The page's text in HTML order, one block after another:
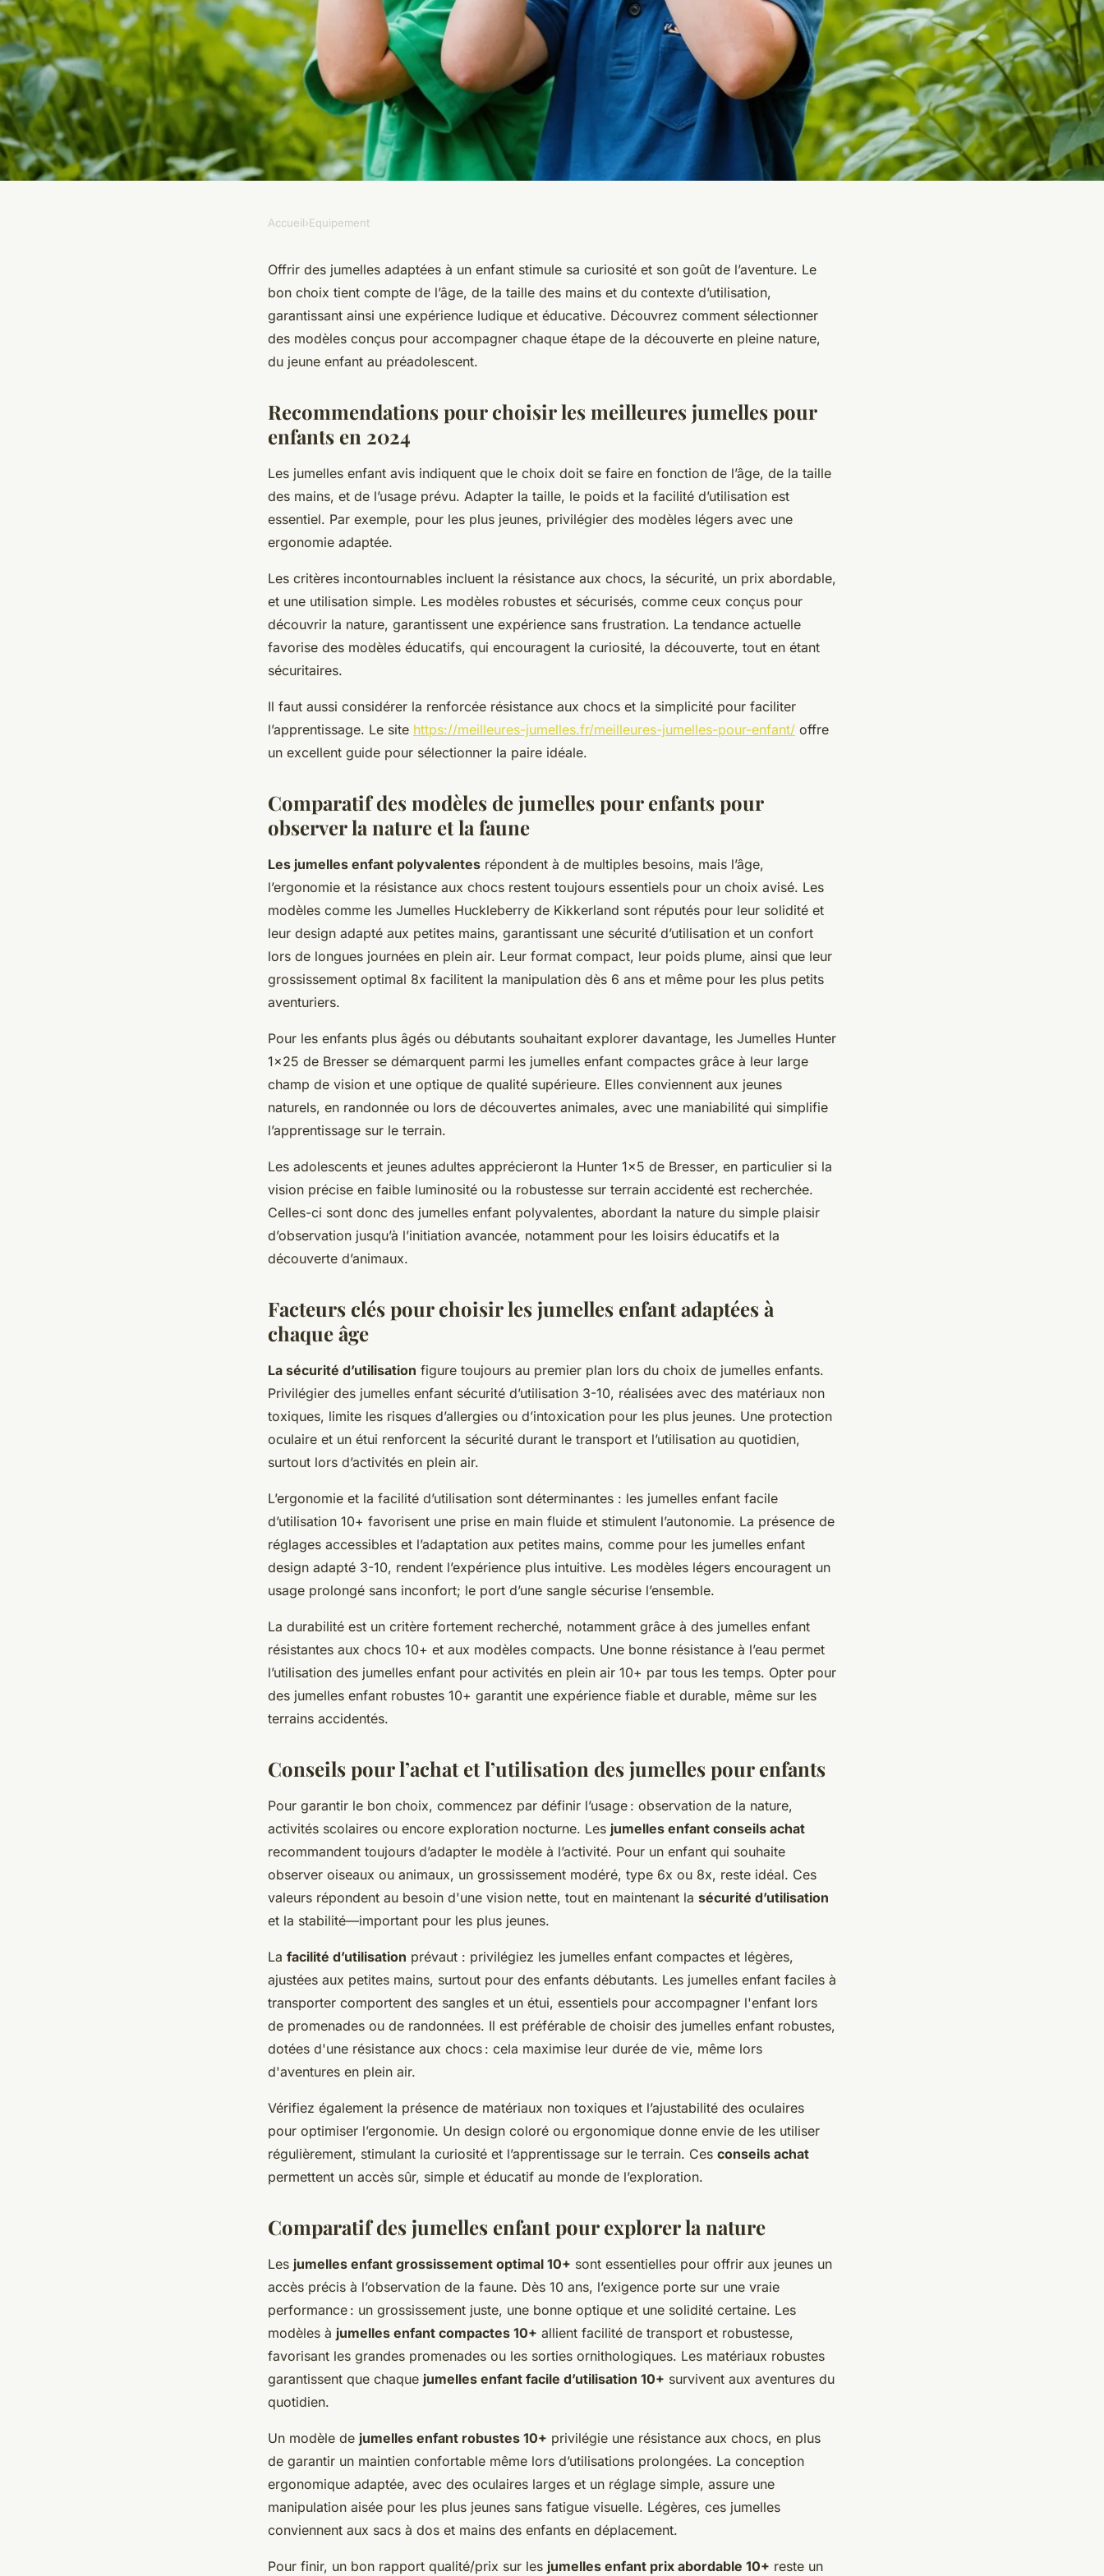
Quelle est la meilleure jumelle enfant
pour encourager l'aventure?
Accueil›Equipement
Offrir des jumelles adaptées à un enfant stimule sa curiosité et son goût de l’aventure. Le
bon choix tient compte de l’âge, de la taille des mains et du contexte d’utilisation,
garantissant ainsi une expérience ludique et éducative. Découvrez comment sélectionner
des modèles conçus pour accompagner chaque étape de la découverte en pleine nature,
du jeune enfant au préadolescent.
Recommendations pour choisir les meilleures jumelles pour
enfants en 2024
Les jumelles enfant avis indiquent que le choix doit se faire en fonction de l’âge, de la taille
des mains, et de l’usage prévu. Adapter la taille, le poids et la facilité d’utilisation est
essentiel. Par exemple, pour les plus jeunes, privilégier des modèles légers avec une
ergonomie adaptée.
Les critères incontournables incluent la résistance aux chocs, la sécurité, un prix abordable,
et une utilisation simple. Les modèles robustes et sécurisés, comme ceux conçus pour
découvrir la nature, garantissent une expérience sans frustration. La tendance actuelle
favorise des modèles éducatifs, qui encouragent la curiosité, la découverte, tout en étant
sécuritaires.
Il faut aussi considérer la renforcée résistance aux chocs et la simplicité pour faciliter
l’apprentissage. Le site https://meilleures-jumelles.fr/meilleures-jumelles-pour-enfant/ offre
un excellent guide pour sélectionner la paire idéale.
Comparatif des modèles de jumelles pour enfants pour
observer la nature et la faune
Les jumelles enfant polyvalentes répondent à de multiples besoins, mais l’âge,
l’ergonomie et la résistance aux chocs restent toujours essentiels pour un choix avisé. Les
modèles comme les Jumelles Huckleberry de Kikkerland sont réputés pour leur solidité et
leur design adapté aux petites mains, garantissant une sécurité d’utilisation et un confort
lors de longues journées en plein air. Leur format compact, leur poids plume, ainsi que leur
grossissement optimal 8x facilitent la manipulation dès 6 ans et même pour les plus petits
aventuriers.
Pour les enfants plus âgés ou débutants souhaitant explorer davantage, les Jumelles Hunter
1x25 de Bresser se démarquent parmi les jumelles enfant compactes grâce à leur large
champ de vision et une optique de qualité supérieure. Elles conviennent aux jeunes
naturels, en randonnée ou lors de découvertes animales, avec une maniabilité qui simplifie
l’apprentissage sur le terrain.
Les adolescents et jeunes adultes apprécieront la Hunter 1x5 de Bresser, en particulier si la
vision précise en faible luminosité ou la robustesse sur terrain accidenté est recherchée.
Celles-ci sont donc des jumelles enfant polyvalentes, abordant la nature du simple plaisir
d’observation jusqu’à l’initiation avancée, notamment pour les loisirs éducatifs et la
découverte d’animaux.
Facteurs clés pour choisir les jumelles enfant adaptées à
chaque âge
La sécurité d’utilisation figure toujours au premier plan lors du choix de jumelles enfants.
Privilégier des jumelles enfant sécurité d’utilisation 3-10, réalisées avec des matériaux non
toxiques, limite les risques d’allergies ou d’intoxication pour les plus jeunes. Une protection
oculaire et un étui renforcent la sécurité durant le transport et l’utilisation au quotidien,
surtout lors d’activités en plein air.
L’ergonomie et la facilité d’utilisation sont déterminantes : les jumelles enfant facile
d’utilisation 10+ favorisent une prise en main fluide et stimulent l’autonomie. La présence de
réglages accessibles et l’adaptation aux petites mains, comme pour les jumelles enfant
design adapté 3-10, rendent l’expérience plus intuitive. Les modèles légers encouragent un
usage prolongé sans inconfort; le port d’une sangle sécurise l’ensemble.
La durabilité est un critère fortement recherché, notamment grâce à des jumelles enfant
résistantes aux chocs 10+ et aux modèles compacts. Une bonne résistance à l’eau permet
l’utilisation des jumelles enfant pour activités en plein air 10+ par tous les temps. Opter pour
des jumelles enfant robustes 10+ garantit une expérience fiable et durable, même sur les
terrains accidentés.
Conseils pour l’achat et l’utilisation des jumelles pour enfants
Pour garantir le bon choix, commencez par définir l’usage : observation de la nature,
activités scolaires ou encore exploration nocturne. Les jumelles enfant conseils achat
recommandent toujours d’adapter le modèle à l’activité. Pour un enfant qui souhaite
observer oiseaux ou animaux, un grossissement modéré, type 6x ou 8x, reste idéal. Ces
valeurs répondent au besoin d'une vision nette, tout en maintenant la sécurité d’utilisation
et la stabilité—important pour les plus jeunes.
La facilité d’utilisation prévaut : privilégiez les jumelles enfant compactes et légères,
ajustées aux petites mains, surtout pour des enfants débutants. Les jumelles enfant faciles à
transporter comportent des sangles et un étui, essentiels pour accompagner l'enfant lors
de promenades ou de randonnées. Il est préférable de choisir des jumelles enfant robustes,
dotées d'une résistance aux chocs : cela maximise leur durée de vie, même lors
d'aventures en plein air.
Vérifiez également la présence de matériaux non toxiques et l’ajustabilité des oculaires
pour optimiser l’ergonomie. Un design coloré ou ergonomique donne envie de les utiliser
régulièrement, stimulant la curiosité et l’apprentissage sur le terrain. Ces conseils achat
permettent un accès sûr, simple et éducatif au monde de l’exploration.
Comparatif des jumelles enfant pour explorer la nature
Les jumelles enfant grossissement optimal 10+ sont essentielles pour offrir aux jeunes un
accès précis à l’observation de la faune. Dès 10 ans, l’exigence porte sur une vraie
performance : un grossissement juste, une bonne optique et une solidité certaine. Les
modèles à jumelles enfant compactes 10+ allient facilité de transport et robustesse,
favorisant les grandes promenades ou les sorties ornithologiques. Les matériaux robustes
garantissent que chaque jumelles enfant facile d’utilisation 10+ survivent aux aventures du
quotidien.
Un modèle de jumelles enfant robustes 10+ privilégie une résistance aux chocs, en plus
de garantir un maintien confortable même lors d’utilisations prolongées. La conception
ergonomique adaptée, avec des oculaires larges et un réglage simple, assure une
manipulation aisée pour les plus jeunes sans fatigue visuelle. Légères, ces jumelles
conviennent aux sacs à dos et mains des enfants en déplacement.
Pour finir, un bon rapport qualité/prix sur les jumelles enfant prix abordable 10+ reste un